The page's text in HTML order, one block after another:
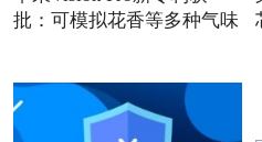
批：可模拟花香等多种气味